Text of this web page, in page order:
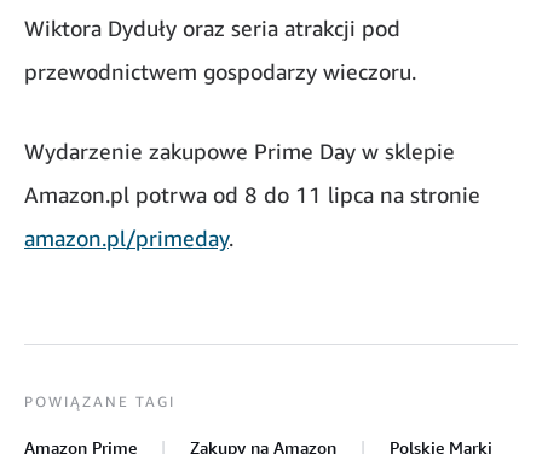
Wiktora Dyduły oraz seria atrakcji pod
przewodnictwem gospodarzy wieczoru.
Wydarzenie zakupowe Prime Day w sklepie
Amazon.pl potrwa od 8 do 11 lipca na stronie
amazon.pl/primeday.
POWIĄZANE TAGI
Amazon Prime Zakupy na Amazon Polskie Marki